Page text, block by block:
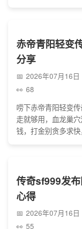
赤帝青阳轻变
分享
2026年07月16日
68
唠下赤帝青阳轻变
走就够用，血龙巢
钱，打金别贪多求
传奇sf999发
心得
2026年07月16日
55